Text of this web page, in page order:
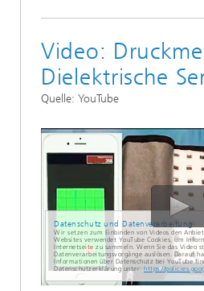
Video:
Dielektrische
Quelle: YouTube
Datenschutz und Datenverarbeitung
Wir setzen zum Einbinden von Videos den
Websites verwendet YouTube Cookies, um
Internetseite zu sammeln. Wenn Sie das Video
Datenverarbeitungsvorgänge auslösen. Darauf
Informationen über Datenschutz bei YouTube
Datenschutzerklärung unter: https://